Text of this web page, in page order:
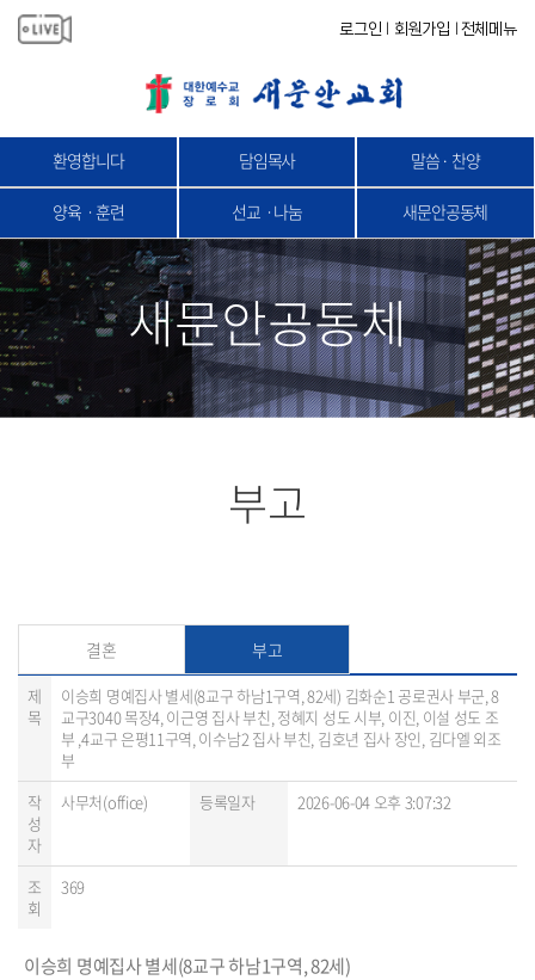
로그인 회원가입 전체메뉴
환영합니다 담임목사 말씀 · 찬양
양육ㆍ훈련 선교ㆍ나눔 새문안공동체
새문안공동체
부고
결혼 부고
제
목
이승희 명예집사 별세(8교구 하남1구역, 82세) 김화순1 공로권사 부군, 8
교구3040 목장4, 이근영 집사 부친, 정혜지 성도 시부, 이진, 이설 성도 조
부 ,4교구 은평11구역, 이수남2 집사 부친, 김호년 집사 장인, 김다엘 외조
부
작
성
자
사무처(office) 등록일자 2026-06-04 오후 3:07:32
조
회
369
이승희 명예집사 별세(8교구 하남1구역, 82세)